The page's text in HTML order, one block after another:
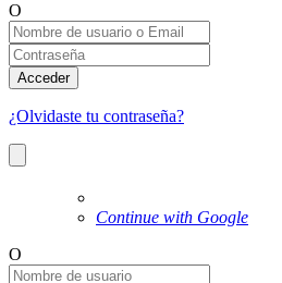
O
Acceder
¿Olvidaste tu contraseña?
Continue with Google
O